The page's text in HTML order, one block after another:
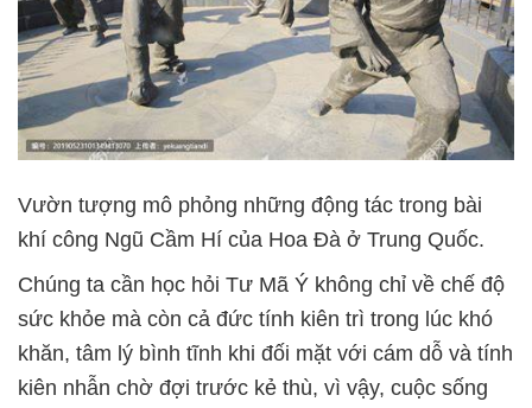
Vườn tượng mô phỏng những động tác trong bài
khí công Ngũ Cầm Hí của Hoa Đà ở Trung Quốc.
Chúng ta cần học hỏi Tư Mã Ý không chỉ về chế độ
sức khỏe mà còn cả đức tính kiên trì trong lúc khó
khăn, tâm lý bình tĩnh khi đối mặt với cám dỗ và tính
kiên nhẫn chờ đợi trước kẻ thù, vì vậy, cuộc sống